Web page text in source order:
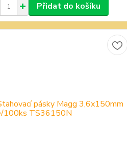
Přidat do košíku